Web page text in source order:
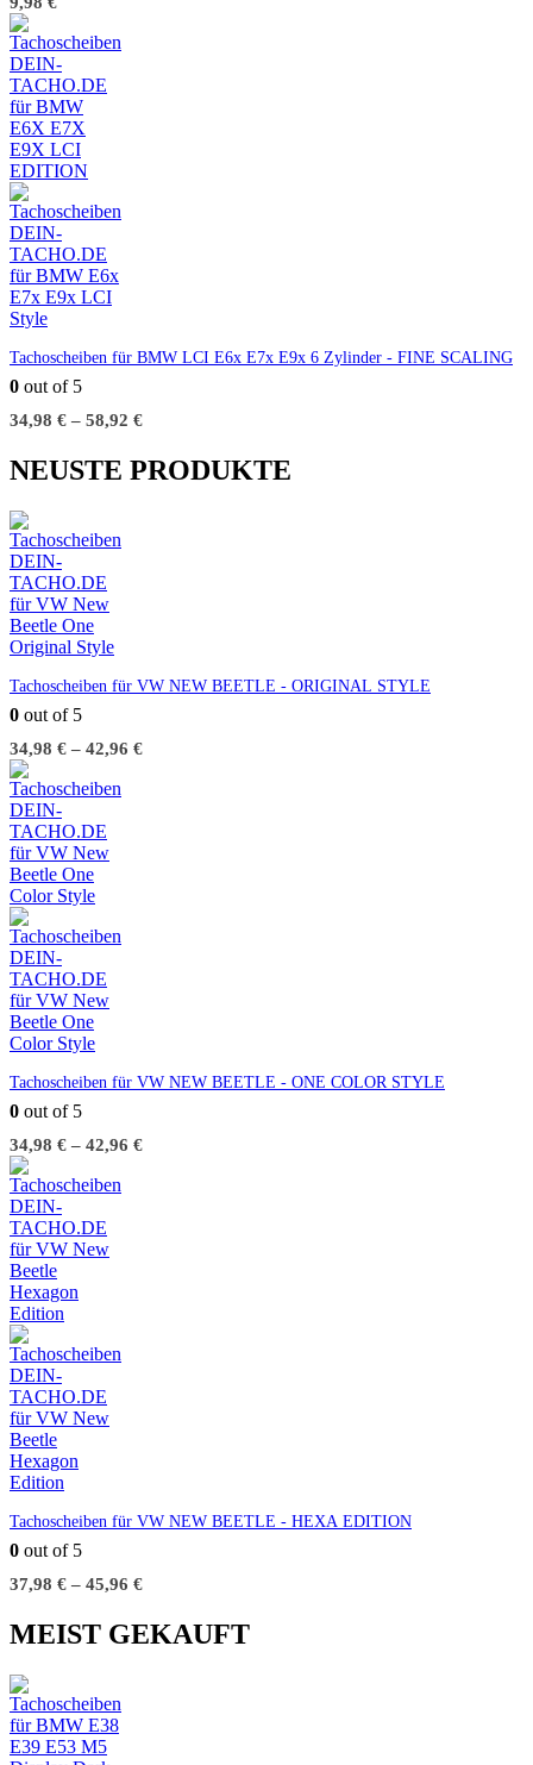
Tachoscheiben für BMW LCI E6x E7x E9x 6 Zylinder - FINE SCALING
0 out of 5
34,98 € – 58,92 €
NEUSTE PRODUKTE
Tachoscheiben für VW NEW BEETLE - ORIGINAL STYLE
0 out of 5
34,98 € – 42,96 €
Tachoscheiben für VW NEW BEETLE - ONE COLOR STYLE
0 out of 5
34,98 € – 42,96 €
Tachoscheiben für VW NEW BEETLE - HEXA EDITION
0 out of 5
37,98 € – 45,96 €
MEIST GEKAUFT